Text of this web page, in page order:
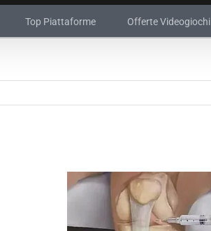
Top Piattaforme Offerte Videogiochi